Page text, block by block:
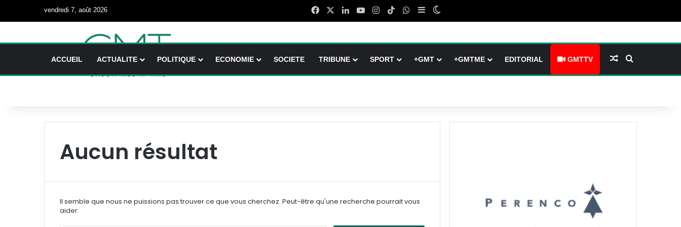
vendredi 7, août 2026 FacebookLinkedinYouTubeInstagram
TikTokWhatsApp
Sidebar (barre latérale)
ACCUEIL ACTUALITE POLITIQUE ECONOMIE SOCIETE TRIBUNE SPORT +GMT +GMTME EDITORIAL GMTTV Article Aléatoire
Aucun résultat
Il semble que nous ne puissions pas trouver ce que vous cherchez. Peut-être qu'une recherche pourrait vous
aider.